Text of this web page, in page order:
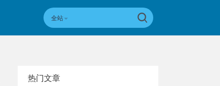
全站
热门文章